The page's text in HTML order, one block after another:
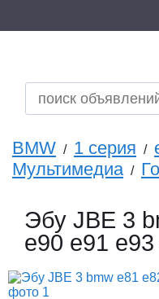
BMW / 1 серия /
Мультимедиа /
Эбу JBE 3
e90 e91